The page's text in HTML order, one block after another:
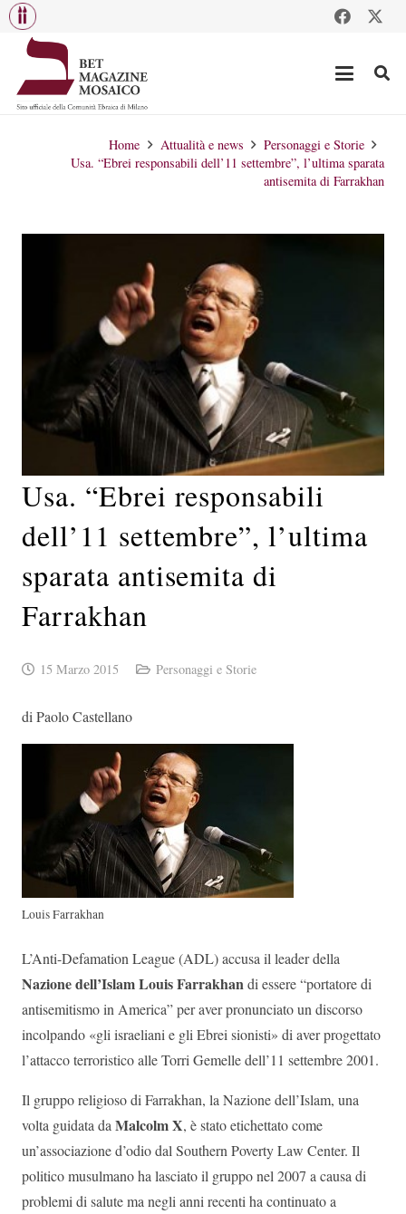
Home Attualità e news
Personaggi e Storie
Usa. “Ebrei responsabili dell’11 settembre”, l’ultima sparata
antisemita di Farrakhan
Usa. “Ebrei responsabili
dell’11 settembre”, l’ultima
sparata antisemita di
Farrakhan
15 Marzo 2015 Personaggi e Storie
di Paolo Castellano
Louis Farrakhan
L’Anti-Defamation League (ADL) accusa il leader della
Nazione dell’Islam Louis Farrakhandi essere “portatore di
antisemitismo in America” per aver pronunciato un discorso
incolpando «gli israeliani e gli Ebrei sionisti» di aver progettato
l’attacco terroristico alle Torri Gemelle dell’11 settembre 2001.
Il gruppo religioso di Farrakhan, la Nazione dell’Islam, una
volta guidata da Malcolm X, è stato etichettato come
un’associazione d’odio dal Southern Poverty Law Center. Il
politico musulmano ha lasciato il gruppo nel 2007 a causa di
problemi di salute ma negli anni recenti ha continuato a